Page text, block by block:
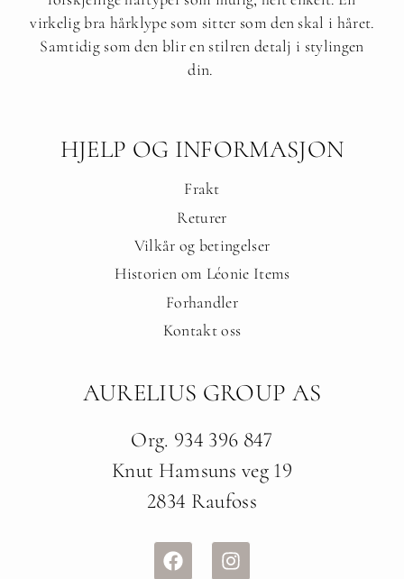
virkelig bra hårklype som sitter som den skal i håret.
Samtidig som den blir en stilren detalj i stylingen
din.
HJELP OG INFORMASJON
Frakt
Returer
Vilkår og betingelser
Historien om Léonie Items
Forhandler
Kontakt oss
AURELIUS GROUP AS
Org. 934 396 847
Knut Hamsuns veg 19
2834 Raufoss